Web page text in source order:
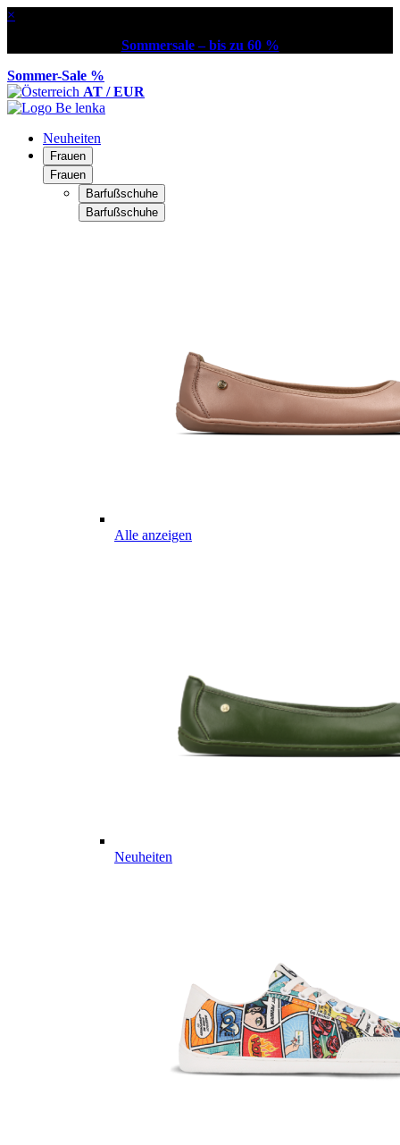
×
Sommersale – bis zu 60 %
Sommer-Sale %
AT / EUR
Neuheiten
Frauen
Frauen
Barfußschuhe
Barfußschuhe
Alle anzeigen
Neuheiten